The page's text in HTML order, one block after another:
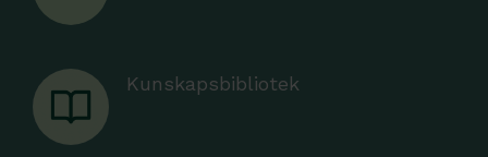
Kunskapsbibliotek